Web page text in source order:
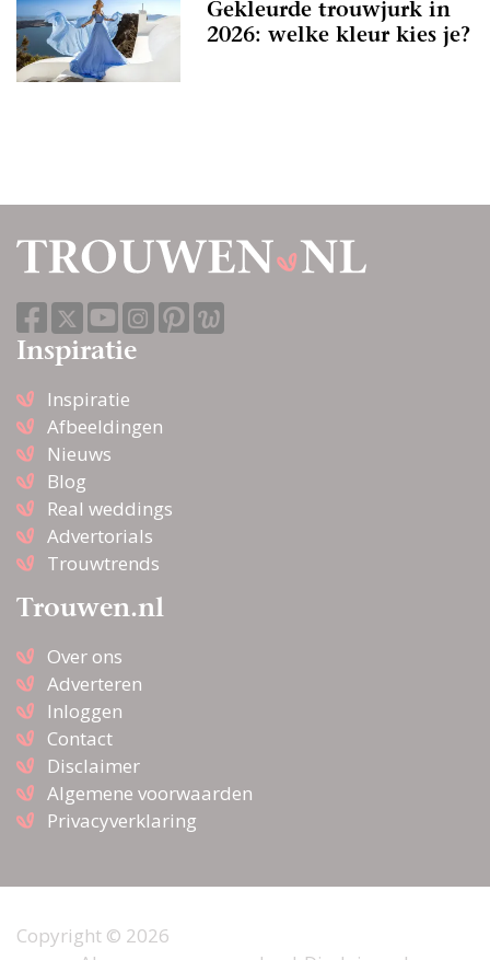
Gekleurde trouwjurk in
2026: welke kleur kies je?
Inspiratie
Inspiratie
Afbeeldingen
Nieuws
Blog
Real weddings
Advertorials
Trouwtrends
Trouwen.nl
Over ons
Adverteren
Inloggen
Contact
Disclaimer
Algemene voorwaarden
Privacyverklaring
Copyright © 2026